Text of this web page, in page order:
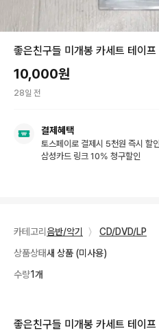
좋은친구들 미개봉 카세트 테이프
10,000원
28일 전
결제혜택
토스페이로 결제시 5천원 즉시 할인
삼성카드 링크 10% 청구할인
카테고리 음반/악기 〉
CD/DVD/LP
상품상태새 상품 (미사용)
수량1개
좋은친구들 미개봉 카세트 테이